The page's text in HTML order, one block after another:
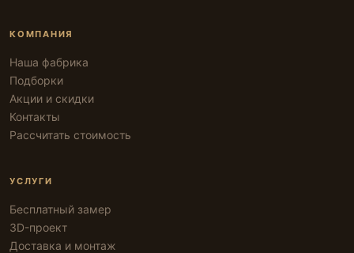
КОМПАНИЯ
Наша фабрика
Подборки
Акции и скидки
Контакты
Рассчитать стоимость
УСЛУГИ
Бесплатный замер
3D-проект
Доставка и монтаж